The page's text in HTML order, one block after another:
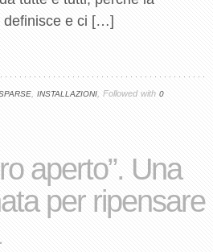
definisce e ci […]
, INSTALLAZIONI, Followed with 0
aperto”. Una
per ripensare